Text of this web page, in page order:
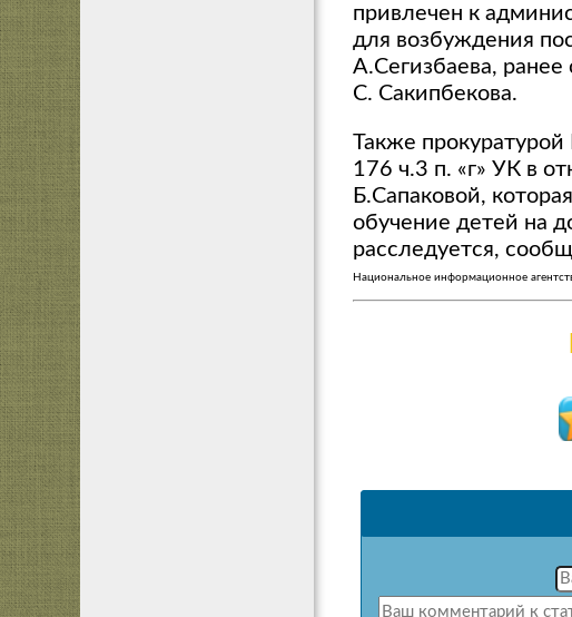
привлечен к
для возбуждения
А.Сегизбаева,
С. Сакипбекова.
Также прокуратурой
176 ч.3 п. «г» УК в
Б.Сапаковой,
обучение детей на
расследуется,
Национальное информационное